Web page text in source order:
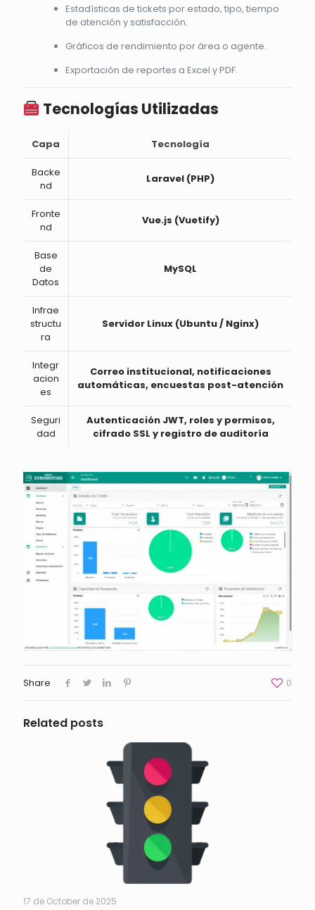
Estadísticas de tickets por estado, tipo, tiempo
de atención y satisfacción.
Gráficos de rendimiento por área o agente.
Exportación de reportes a Excel y PDF.
Tecnologías Utilizadas
Capa Tecnología
Backe
nd
Laravel (PHP)
Fronte
nd
Vue.js (Vuetify)
Base
de
Datos
MySQL
Infrae
structu
ra
Servidor Linux (Ubuntu / Nginx)
Integr
acion
es
Correo institucional, notificaciones
automáticas, encuestas post-atención
Seguri
dad
Autenticación JWT, roles y permisos,
cifrado SSL y registro de auditoría
Share 0
Related posts
17 de October de 2025